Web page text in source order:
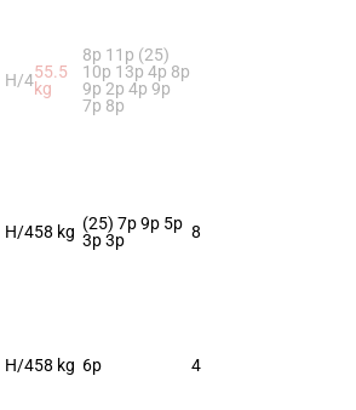
H/455.5
kg
8p 11p (25)
10p 13p 4p 8p
9p 2p 4p 9p
7p 8p
H/458 kg (25) 7p 9p 5p
3p 3p
8
H/458 kg 6p 4